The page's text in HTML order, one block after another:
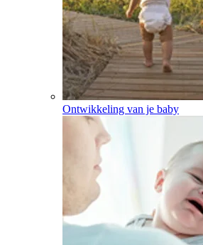
Ontwikkeling van je baby